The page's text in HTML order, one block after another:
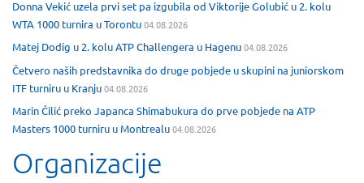
Donna Vekić uzela prvi set pa izgubila od Viktorije Golubić u 2. kolu
WTA 1000 turnira u Torontu04.08.2026
Matej Dodig u 2. kolu ATP Challengera u Hagenu04.08.2026
Četvero naših predstavnika do druge pobjede u skupini na juniorskom
ITF turniru u Kranju04.08.2026
Marin Čilić preko Japanca Shimabukura do prve pobjede na ATP
Masters 1000 turniru u Montrealu04.08.2026
Organizacije